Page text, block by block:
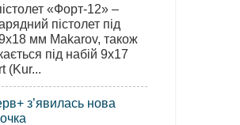
«Форт-12» –
пістолет під
мм Makarov, також
під набій 9х17
(Kur...
з’явилась нова